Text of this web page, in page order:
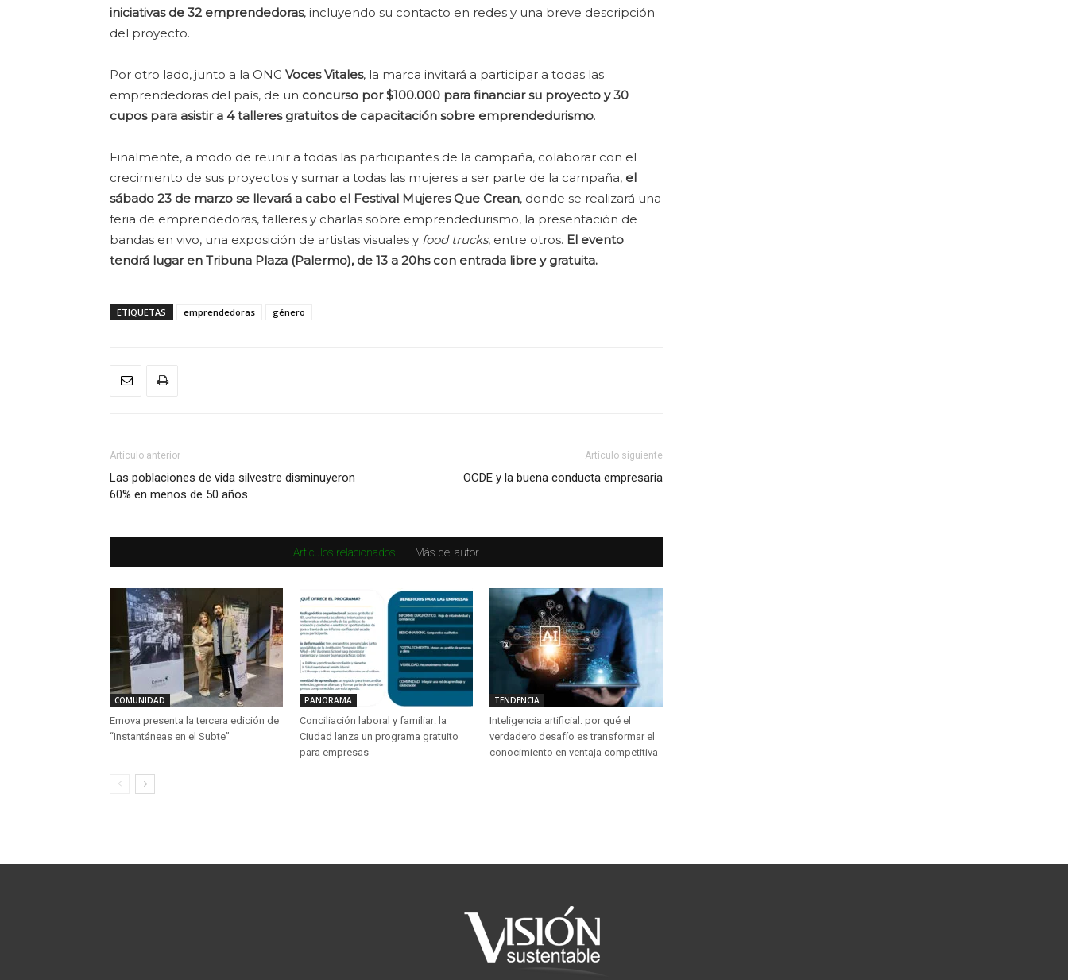
iniciativas de 32 emprendedoras, incluyendo su contacto en redes y una breve descripción
del proyecto.
Por otro lado, junto a la ONG Voces Vitales, la marca invitará a participar a todas las
emprendedoras del país, de un concurso por $100.000 para financiar su proyecto y 30
cupos para asistir a 4 talleres gratuitos de capacitación sobre emprendedurismo.
Finalmente, a modo de reunir a todas las participantes de la campaña, colaborar con el
crecimiento de sus proyectos y sumar a todas las mujeres a ser parte de la campaña, el
sábado 23 de marzo se llevará a cabo el Festival Mujeres Que Crean, donde se realizará una
feria de emprendedoras, talleres y charlas sobre emprendedurismo, la presentación de
bandas en vivo, una exposición de artistas visuales y food trucks, entre otros. El evento
tendrá lugar en Tribuna Plaza (Palermo), de 13 a 20hs con entrada libre y gratuita.
ETIQUETAS emprendedoras género
Artículo anterior
Las poblaciones de vida silvestre disminuyeron
60% en menos de 50 años
Artículo siguiente
OCDE y la buena conducta empresaria
Artículos relacionados Más del autor
COMUNIDAD
Emova presenta la tercera edición de
“Instantáneas en el Subte”
PANORAMA
Conciliación laboral y familiar: la
Ciudad lanza un programa gratuito
para empresas
TENDENCIA
Inteligencia artificial: por qué el
verdadero desafío es transformar el
conocimiento en ventaja competitiva